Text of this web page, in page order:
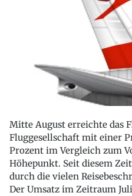
Mitte August erreichte das
Fluggesellschaft mit einer
Prozent im Vergleich zum
Höhepunkt. Seit diesem
durch die vielen
Der Umsatz im Zeitraum